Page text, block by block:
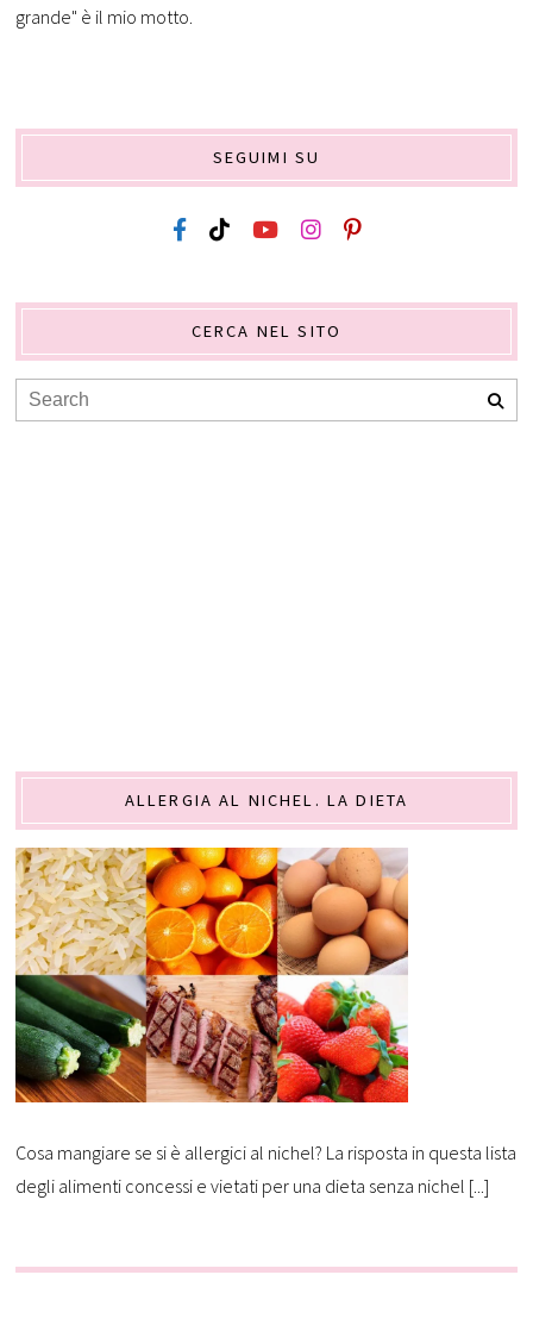
grande" è il mio motto.
SEGUIMI SU
CERCA NEL SITO
ALLERGIA AL NICHEL. LA DIETA
Cosa mangiare se si è allergici al nichel? La risposta in questa lista
degli alimenti concessi e vietati per una dieta senza nichel [...]